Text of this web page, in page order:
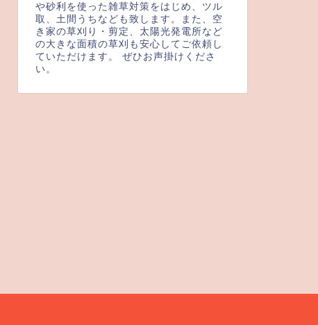
や砂利を使った雑草対策をはじめ、ツル
取、土間うちなども致します。また、空
き家の草刈り・剪定、太陽光発電所など
の大きな面積の草刈も安心してご依頼し
ていただけます。 ぜひお声掛けくださ
い。